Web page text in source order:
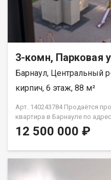
установкой радиаторов или
установка счетчиков учета
3-комн, Парковая
Барнаул, Центральный
кирпич, 6 этаж, 88 м²
Арт. 140243784 Продаётся
квартира в Барнауле по
находится в доме, который 4
состоянии «после
полностью благоустроена:
12 500 000 ₽